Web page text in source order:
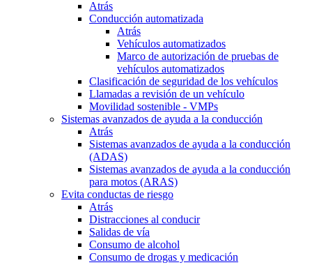
Atrás
Conducción automatizada
Atrás
Vehículos automatizados
Marco de autorización de pruebas de
vehículos automatizados
Clasificación de seguridad de los vehículos
Llamadas a revisión de un vehículo
Movilidad sostenible - VMPs
Sistemas avanzados de ayuda a la conducción
Atrás
Sistemas avanzados de ayuda a la conducción
(ADAS)
Sistemas avanzados de ayuda a la conducción
para motos (ARAS)
Evita conductas de riesgo
Atrás
Distracciones al conducir
Salidas de vía
Consumo de alcohol
Consumo de drogas y medicación